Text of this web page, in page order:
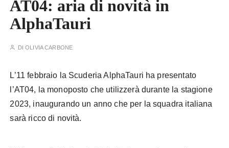
AT04: aria di novità in
AlphaTauri
DIOLIVIA CARBONE
L’11 febbraio la Scuderia AlphaTauri ha presentato
l’AT04, la monoposto che utilizzerà durante la stagione
2023, inaugurando un anno che per la squadra italiana
sarà ricco di novità.